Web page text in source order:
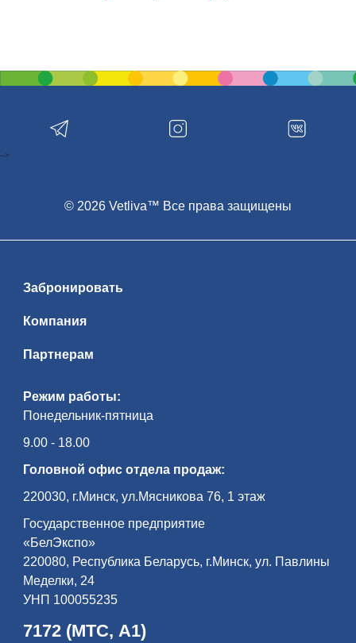
Режим работы:
Понедельник-пятница
9.00 - 18.00
Головной офис отдела продаж:
220030, г.Минск, ул.Мясникова 76, 1 этаж
Государственное предприятие
«БелЭкспо»
220080, Республика Беларусь, г.Минск, ул. Павлины
Меделки, 24
УНП 100055235
7172 (МТС, А1)
Забронировать
Компания
Партнерам
© 2026 Vetliva™ Все права защищены
-->